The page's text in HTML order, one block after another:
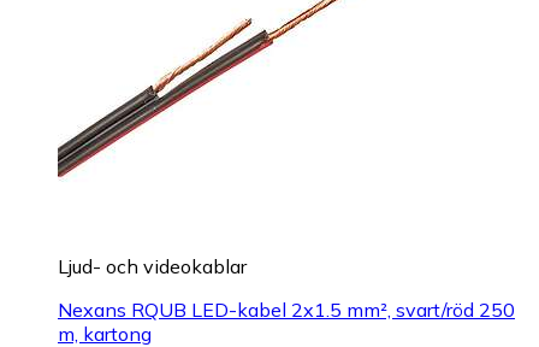
Ljud- och videokablar
Nexans RQUB LED-kabel 2x1.5 mm², svart/röd 250
m, kartong